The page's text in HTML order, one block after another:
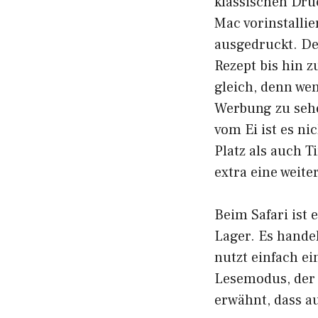
Mac
ausgedruckt.
Rezept bis hin
gleich, denn
Werbung zu
vom Ei ist es
Platz als auch
extra eine
Beim Safari ist
Lager. Es
nutzt einfach
Lesemodus,
erwähnt, dass